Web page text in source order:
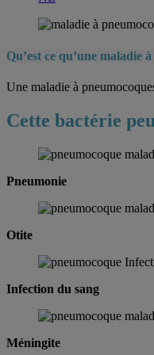
Qu’est ce qu’une maladie
Une maladie à
Cette bactérie
Pneumonie
Otite
Infection du sang
Méningite